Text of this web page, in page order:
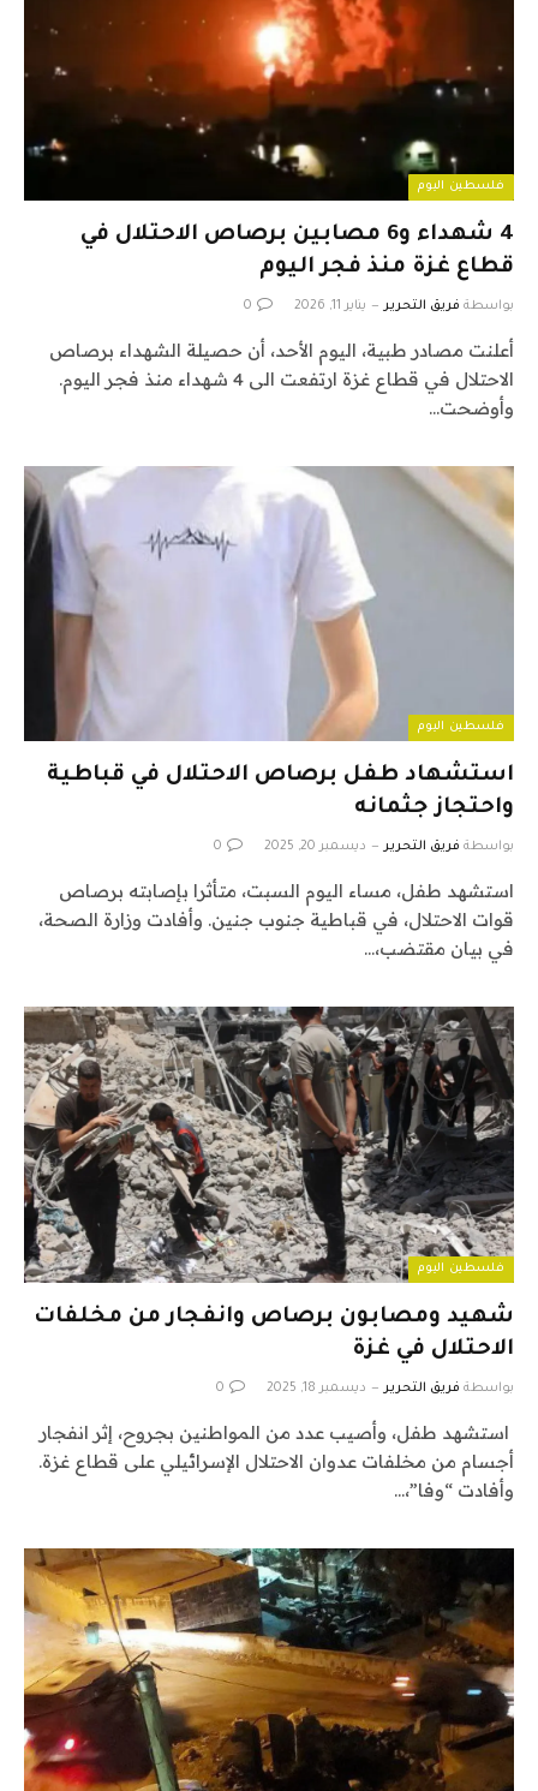
فلسطين اليوم
4 شهداء و6 مصابين برصاص الاحتلال في
قطاع غزة منذ فجر اليوم
بواسطة فريق التحرير يناير 11, 2026 0
أعلنت مصادر طبية، اليوم الأحد، أن حصيلة الشهداء برصاص
الاحتلال في قطاع غزة ارتفعت الى 4 شهداء منذ فجر اليوم.
وأوضحت…
فلسطين اليوم
استشهاد طفل برصاص الاحتلال في قباطية
واحتجاز جثمانه
بواسطة فريق التحرير ديسمبر 20, 2025 0
استشهد طفل، مساء اليوم السبت، متأثرا بإصابته برصاص
قوات الاحتلال، في قباطية جنوب جنين. وأفادت وزارة الصحة،
في بيان مقتضب،…
فلسطين اليوم
شهيد ومصابون برصاص وانفجار من مخلفات
الاحتلال في غزة
بواسطة فريق التحرير ديسمبر 18, 2025 0
استشهد طفل، وأصيب عدد من المواطنين بجروح، إثر انفجار
أجسام من مخلفات عدوان الاحتلال الإسرائيلي على قطاع غزة.
وأفادت “وفا”،…